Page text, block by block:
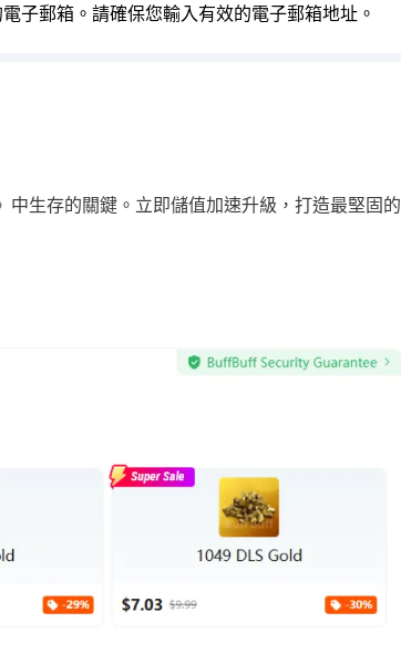
子郵箱。請確保您輸入有效的電子郵箱地址。
生存的關鍵。立即儲值加速升級，打造最堅固的